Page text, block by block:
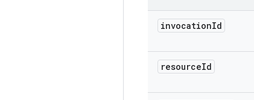
invocationId
resourceId